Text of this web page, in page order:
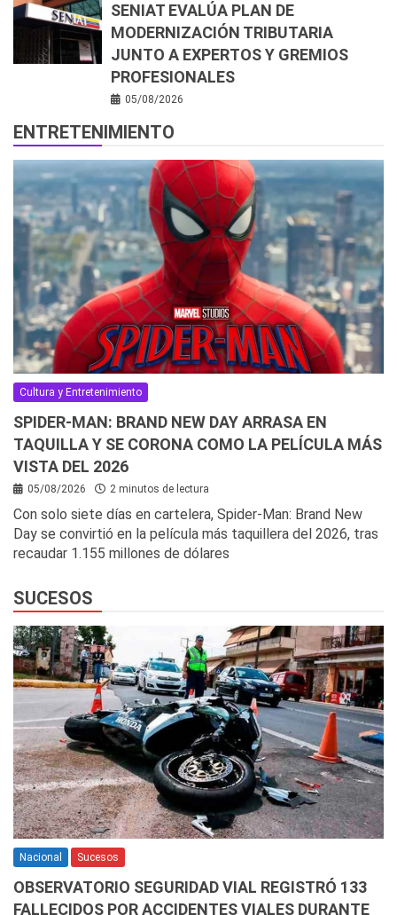
SENIAT EVALÚA PLAN DE
MODERNIZACIÓN TRIBUTARIA
JUNTO A EXPERTOS Y GREMIOS
PROFESIONALES
05/08/2026
ENTRETENIMIENTO
Cultura y Entretenimiento
SPIDER-MAN: BRAND NEW DAY ARRASA EN
TAQUILLA Y SE CORONA COMO LA PELÍCULA MÁS
VISTA DEL 2026
05/08/2026 2 minutos de lectura
Con solo siete días en cartelera, Spider-Man: Brand New
Day se convirtió en la película más taquillera del 2026, tras
recaudar 1.155 millones de dólares
SUCESOS
Nacional Sucesos
OBSERVATORIO SEGURIDAD VIAL REGISTRÓ 133
FALLECIDOS POR ACCIDENTES VIALES DURANTE